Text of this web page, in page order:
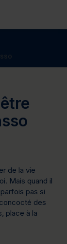
de la vie
Mais quand il
pas si
des
place à la